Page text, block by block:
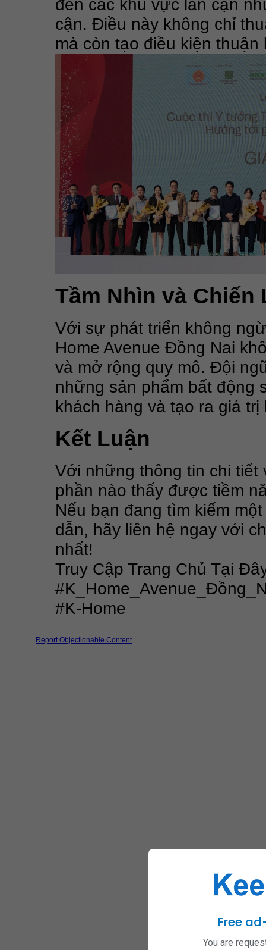
đến các khu vực lân cận
cận. Điều này không chỉ
mà còn tạo điều kiện
Tầm Nhìn và
Với sự phát triển không
Home Avenue Đồng Nai
và mở rộng quy mô. Đội
những sản phẩm bất động
khách hàng và tạo ra giá
Kết Luận
Với những thông tin chi tiết
phần nào thấy được tiềm
Nếu bạn đang tìm kiếm
dẫn, hãy liên hệ ngay với
nhất!
Truy Cập Trang Chủ Tại
#K-Home
Report Objectionable Content
Free
You are